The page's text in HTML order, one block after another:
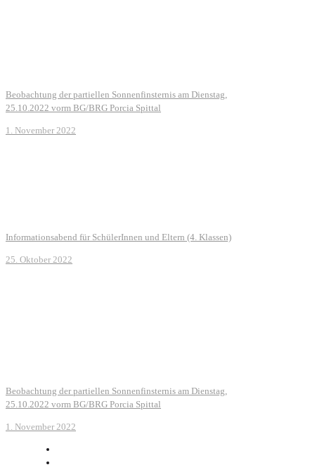
Beobachtung der partiellen Sonnenfinsternis am Dienstag,
25.10.2022 vorm BG/BRG Porcia Spittal
1. November 2022
Informationsabend für SchülerInnen und Eltern (4. Klassen)
25. Oktober 2022
Beobachtung der partiellen Sonnenfinsternis am Dienstag,
25.10.2022 vorm BG/BRG Porcia Spittal
1. November 2022